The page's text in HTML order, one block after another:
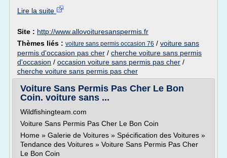
Lire la suite
Site : http://www.allovoituresanspermis.fr
Thèmes liés : voiture sans permis occasion 76 / voiture sans
permis d'occasion pas cher / cherche voiture sans permis
d'occasion / occasion voiture sans permis pas cher /
cherche voiture sans permis pas cher
Voiture Sans Permis Pas Cher Le Bon
Coin. voiture sans ...
Wildfishingteam.com
Voiture Sans Permis Pas Cher Le Bon Coin
Home » Galerie de Voitures » Spécification des Voitures »
Tendance des Voitures » Voiture Sans Permis Pas Cher
Le Bon Coin